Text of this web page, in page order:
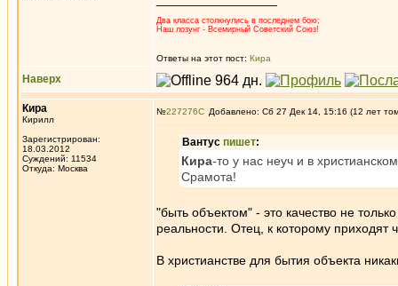
Два класса столкнулись в последнем бою;
Наш лозунг - Всемирный Советский Союз!
Ответы на этот пост: Кира
Наверх
Кира
Кирилл
Зарегистрирован:
18.03.2012
Суждений: 11534
Откуда: Москва
№227276 Добавлено: Сб 27 Дек 14, 15:16 (12 лет
Вантус пишет:
Кира-то у нас неуч и в
Срамота!
"быть объектом" - это качество не
реальности. Отец, к которому
В христианстве для бытия объекта